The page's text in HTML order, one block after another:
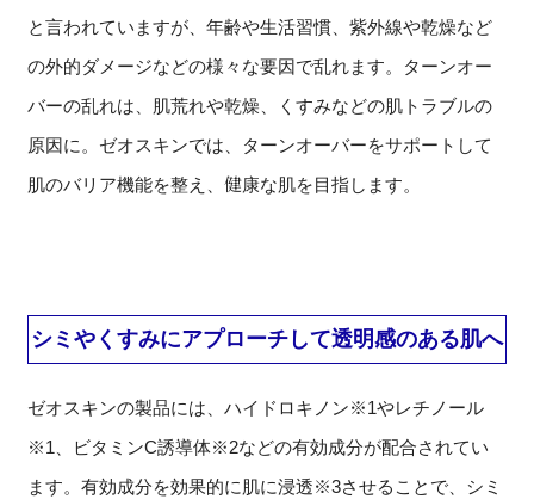
と言われていますが、年齢や生活習慣、紫外線や乾燥など
の外的ダメージなどの様々な要因で乱れます。ターンオー
バーの乱れは、肌荒れや乾燥、くすみなどの肌トラブルの
原因に。ゼオスキンでは、ターンオーバーをサポートして
肌のバリア機能を整え、健康な肌を目指します。
シミやくすみにアプローチして透明感のある肌へ
ゼオスキンの製品には、ハイドロキノン※1やレチノール
※1、ビタミンC誘導体※2などの有効成分が配合されてい
ます。有効成分を効果的に肌に浸透※3させることで、シミ